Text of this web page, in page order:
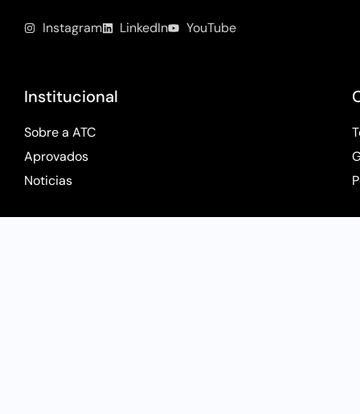
Instagram LinkedIn YouTube
Institucional
Sobre a ATC
Aprovados
Noticias